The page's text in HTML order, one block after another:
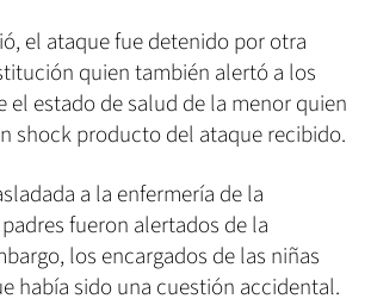
el ataque fue detenido por otra
quien también alertó a los
el estado de salud de la menor quien
shock producto del ataque recibido.
a la enfermería de la
fueron alertados de la
los encargados de las niñas
había sido una cuestión accidental.